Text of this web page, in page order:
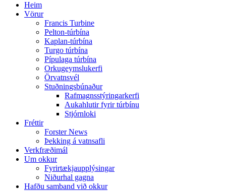
Heim
Vörur
Francis Turbine
Pelton-túrbína
Kaplan-túrbína
Turgo túrbína
Pípulaga túrbína
Orkugeymslukerfi
Örvatnsvél
Stuðningsbúnaður
Rafmagnsstýringarkerfi
Aukahlutir fyrir túrbínu
Stjórnloki
Fréttir
Forster News
Þekking á vatnsafli
Verkfræðimál
Um okkur
Fyrirtækjaupplýsingar
Niðurhal gagna
Hafðu samband við okkur